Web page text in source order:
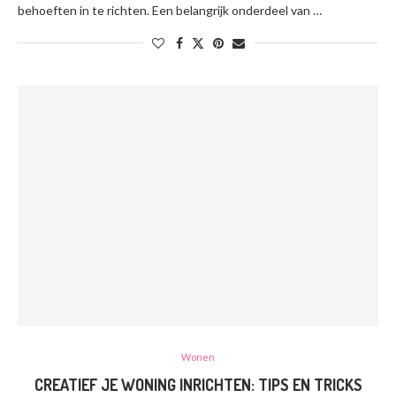
behoeften in te richten. Een belangrijk onderdeel van …
Wonen
CREATIEF JE WONING INRICHTEN: TIPS EN TRICKS